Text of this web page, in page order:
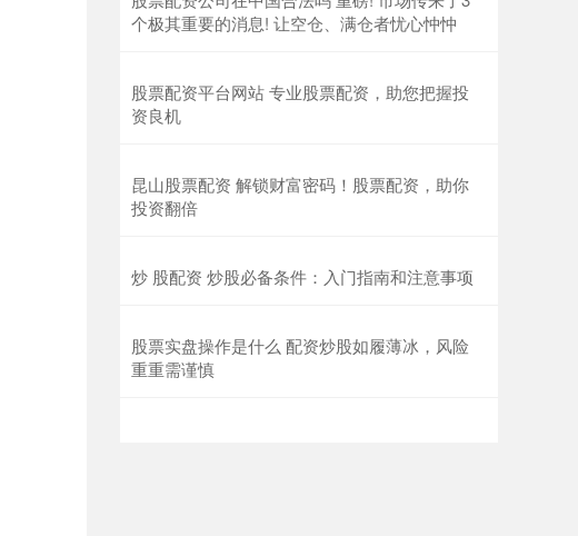
个极其重要的消息! 让空仓、满仓者忧心忡忡
股票配资平台网站 专业股票配资，助您把握投
资良机
昆山股票配资 解锁财富密码！股票配资，助你
投资翻倍
炒 股配资 炒股必备条件：入门指南和注意事项
股票实盘操作是什么 配资炒股如履薄冰，风险
重重需谨慎